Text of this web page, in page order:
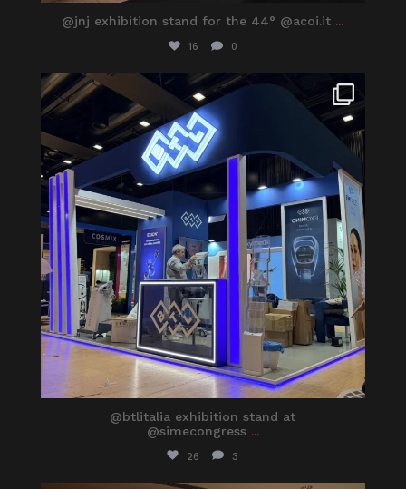
@jnj exhibition stand for the 44° @acoi.it ...
16 0
itaprosrl
Mag 16
@btlitalia exhibition stand at
@simecongress ...
26 3